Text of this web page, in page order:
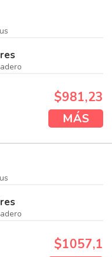
$981,23
MÁS
$1057,1